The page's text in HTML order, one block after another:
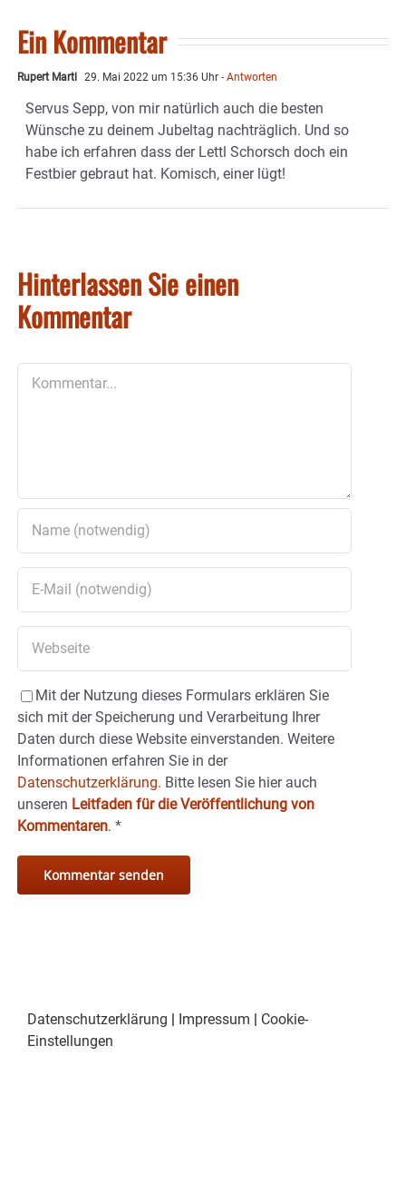
Ein Kommentar
Rupert Martl 29. Mai 2022 um 15:36 Uhr - Antworten
Servus Sepp, von mir natürlich auch die besten
Wünsche zu deinem Jubeltag nachträglich. Und so
habe ich erfahren dass der Lettl Schorsch doch ein
Festbier gebraut hat. Komisch, einer lügt!
Hinterlassen Sie einen
Kommentar
Mit der Nutzung dieses Formulars erklären Sie
sich mit der Speicherung und Verarbeitung Ihrer
Daten durch diese Website einverstanden. Weitere
Informationen erfahren Sie in der
Datenschutzerklärung. Bitte lesen Sie hier auch
unseren Leitfaden für die Veröffentlichung von
Kommentaren. *
Datenschutzerklärung | Impressum | Cookie-
Einstellungen